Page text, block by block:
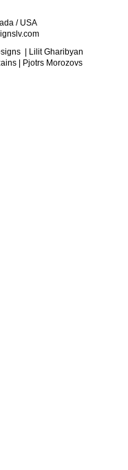
/ USA
| Lilit Gharibyan
| Pjotrs Morozovs